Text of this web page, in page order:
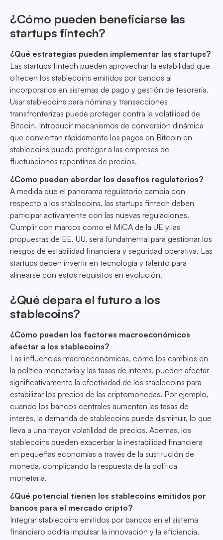
¿Cómo pueden beneficiarse las
startups fintech?
¿Qué estrategias pueden implementar las startups?
Las startups fintech pueden aprovechar la estabilidad que
ofrecen los stablecoins emitidos por bancos al
incorporarlos en sistemas de pago y gestión de tesorería.
Usar stablecoins para nómina y transacciones
transfronterizas puede proteger contra la volatilidad de
Bitcoin. Introducir mecanismos de conversión dinámica
que conviertan rápidamente los pagos en Bitcoin en
stablecoins puede proteger a las empresas de
fluctuaciones repentinas de precios.
¿Cómo pueden abordar los desafíos regulatorios?
A medida que el panorama regulatorio cambia con
respecto a los stablecoins, las startups fintech deben
participar activamente con las nuevas regulaciones.
Cumplir con marcos como el MiCA de la UE y las
propuestas de EE. UU. será fundamental para gestionar los
riesgos de estabilidad financiera y seguridad operativa. Las
startups deben invertir en tecnología y talento para
alinearse con estos requisitos en evolución.
¿Qué depara el futuro a los
stablecoins?
¿Cómo pueden los factores macroeconómicos
afectar a los stablecoins?
Las influencias macroeconómicas, como los cambios en
la política monetaria y las tasas de interés, pueden afectar
significativamente la efectividad de los stablecoins para
estabilizar los precios de las criptomonedas. Por ejemplo,
cuando los bancos centrales aumentan las tasas de
interés, la demanda de stablecoins puede disminuir, lo que
lleva a una mayor volatilidad de precios. Además, los
stablecoins pueden exacerbar la inestabilidad financiera
en pequeñas economías a través de la sustitución de
moneda, complicando la respuesta de la política
monetaria.
¿Qué potencial tienen los stablecoins emitidos por
bancos para el mercado cripto?
Integrar stablecoins emitidos por bancos en el sistema
financiero podría impulsar la innovación y la eficiencia,